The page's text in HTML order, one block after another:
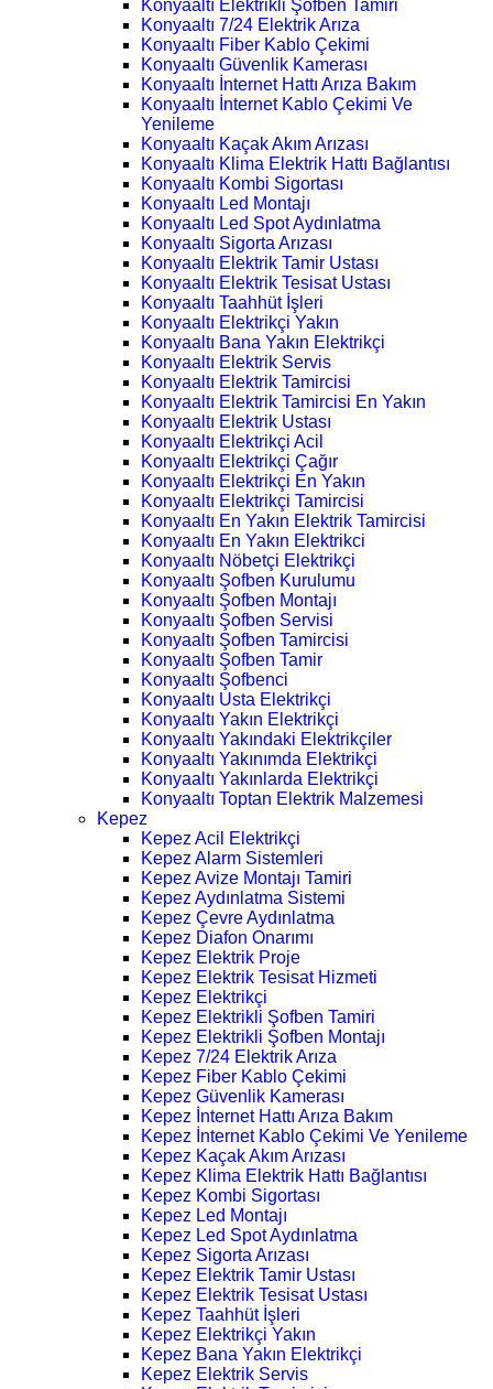
Konyaaltı Elektrikli Şofben Tamiri
Konyaaltı 7/24 Elektrik Arıza
Konyaaltı Fiber Kablo Çekimi
Konyaaltı Güvenlik Kamerası
Konyaaltı İnternet Hattı Arıza Bakım
Konyaaltı İnternet Kablo Çekimi Ve
Yenileme
Konyaaltı Kaçak Akım Arızası
Konyaaltı Klima Elektrik Hattı Bağlantısı
Konyaaltı Kombi Sigortası
Konyaaltı Led Montajı
Konyaaltı Led Spot Aydınlatma
Konyaaltı Sigorta Arızası
Konyaaltı Elektrik Tamir Ustası
Konyaaltı Elektrik Tesisat Ustası
Konyaaltı Taahhüt İşleri
Konyaaltı Elektrikçi Yakın
Konyaaltı Bana Yakın Elektrikçi
Konyaaltı Elektrik Servis
Konyaaltı Elektrik Tamircisi
Konyaaltı Elektrik Tamircisi En Yakın
Konyaaltı Elektrik Ustası
Konyaaltı Elektrikçi Acil
Konyaaltı Elektrikçi Çağır
Konyaaltı Elektrikçi En Yakın
Konyaaltı Elektrikçi Tamircisi
Konyaaltı En Yakın Elektrik Tamircisi
Konyaaltı En Yakın Elektrikci
Konyaaltı Nöbetçi Elektrikçi
Konyaaltı Şofben Kurulumu
Konyaaltı Şofben Montajı
Konyaaltı Şofben Servisi
Konyaaltı Şofben Tamircisi
Konyaaltı Şofben Tamir
Konyaaltı Şofbenci
Konyaaltı Usta Elektrikçi
Konyaaltı Yakın Elektrikçi
Konyaaltı Yakındaki Elektrikçiler
Konyaaltı Yakınımda Elektrikçi
Konyaaltı Yakınlarda Elektrikçi
Konyaaltı Toptan Elektrik Malzemesi
Kepez
Kepez Acil Elektrikçi
Kepez Alarm Sistemleri
Kepez Avize Montajı Tamiri
Kepez Aydınlatma Sistemi
Kepez Çevre Aydınlatma
Kepez Diafon Onarımı
Kepez Elektrik Proje
Kepez Elektrik Tesisat Hizmeti
Kepez Elektrikçi
Kepez Elektrikli Şofben Tamiri
Kepez Elektrikli Şofben Montajı
Kepez 7/24 Elektrik Arıza
Kepez Fiber Kablo Çekimi
Kepez Güvenlik Kamerası
Kepez İnternet Hattı Arıza Bakım
Kepez İnternet Kablo Çekimi Ve Yenileme
Kepez Kaçak Akım Arızası
Kepez Klima Elektrik Hattı Bağlantısı
Kepez Kombi Sigortası
Kepez Led Montajı
Kepez Led Spot Aydınlatma
Kepez Sigorta Arızası
Kepez Elektrik Tamir Ustası
Kepez Elektrik Tesisat Ustası
Kepez Taahhüt İşleri
Kepez Elektrikçi Yakın
Kepez Bana Yakın Elektrikçi
Kepez Elektrik Servis